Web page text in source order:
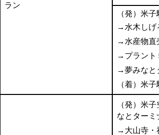
ラン
（発）米子
→水木しげ
→水産物直
→プラント
→夢みなと
（着）米子
（発）米子
なとターミ
→大山寺・